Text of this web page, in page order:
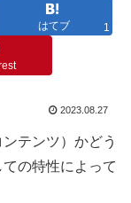
はてブ 1
2023.08.27
テンツ）かどう
の特性によって